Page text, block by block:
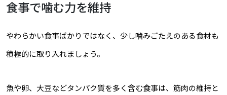
食事で噛む力を維持
やわらかい食事ばかりではなく、少し噛みごたえのある食材も
積極的に取り入れましょう。
魚や卵、大豆などタンパク質を多く含む食事は、筋肉の維持と